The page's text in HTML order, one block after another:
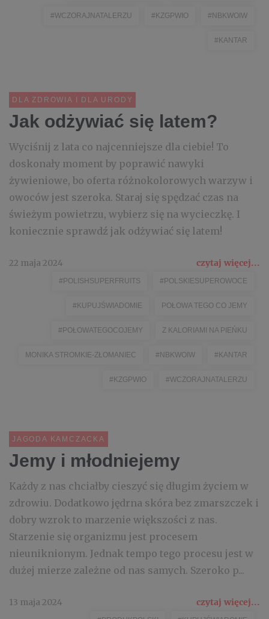
#WCZORAJNATALERZU #KZGPWIO #NBKWOIW
#KANTAR
DLA ZDROWIA I DLA URODY
Jak odżywiać się latem?
Wyciśnij z lata co najcenniejsze dla ciebie! To
doskonały moment by poprawić nawyki
żywieniowe, bo oferta różnokolorowych warzyw i
owoców jest szeroka. Staraj się spędzać czas na
świeżym powietrzu, wybierz się na wycieczkę. I
koniecznie sprawdź jak odżywiać się latem!
22 maja 2024 czytaj więcej...
#POLISHSUPERFRUITS #POLSKIESUPEROWOCE
#KUPUJŚWIADOMIE POŁOWA TEGO CO JEMY
#POŁOWATEGOCOJEMY Z KALORIAMI NA PIEŃKU
MONIKA STROMKIE-ZŁOMANIEC #NBKWOIW #KANTAR
#KZGPWIO #WCZORAJNATALERZU
JAGODA KAMCZACKA
Jemy i młodniejemy
Każdy z nas chciałby cieszyć się długim życiem w
zdrowiu. Dodatkowo jędrna skóra bez zmarszczek i
dobry wzrok to marzenie większości z nas.
Starzenie się organizmu jest procesem
nieuniknionym. Jednak tempo tego procesu jest w
dużej mierze zależne od nas samych. Szeroko p...
13 maja 2024 czytaj więcej...